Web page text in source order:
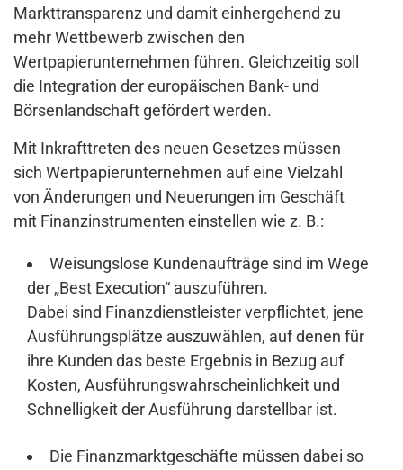
Markttransparenz und damit einhergehend zu
mehr Wettbewerb zwischen den
Wertpapierunternehmen führen. Gleichzeitig soll
die Integration der europäischen Bank- und
Börsenlandschaft gefördert werden.
Mit Inkrafttreten des neuen Gesetzes müssen
sich Wertpapierunternehmen auf eine Vielzahl
von Änderungen und Neuerungen im Geschäft
mit Finanzinstrumenten einstellen wie z. B.:
Weisungslose Kundenaufträge sind im Wege
der „Best Execution“ auszuführen.
Dabei sind Finanzdienstleister verpflichtet, jene
Ausführungsplätze auszuwählen, auf denen für
ihre Kunden das beste Ergebnis in Bezug auf
Kosten, Ausführungswahrscheinlichkeit und
Schnelligkeit der Ausführung darstellbar ist.
Die Finanzmarktgeschäfte müssen dabei so